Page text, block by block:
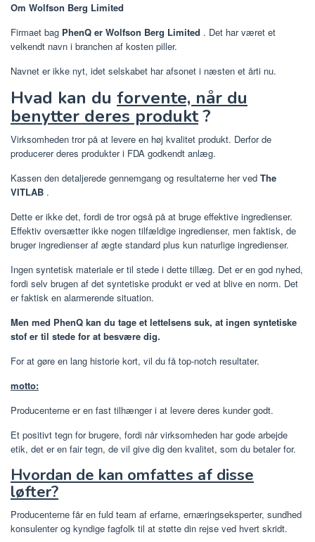
Om Wolfson Berg Limited
Firmaet bag PhenQ er Wolfson Berg Limited . Det har været et
velkendt navn i branchen af kosten piller.
Navnet er ikke nyt, idet selskabet har afsonet i næsten et årti nu.
Hvad kan du forvente, når du
benytter deres produkt?
Virksomheden tror på at levere en høj kvalitet produkt. Derfor de
producerer deres produkter i FDA godkendt anlæg.
Kassen den detaljerede gennemgang og resultaterne her ved The
VITLAB .
Dette er ikke det, fordi de tror også på at bruge effektive ingredienser.
Effektiv oversætter ikke nogen tilfældige ingredienser, men faktisk, de
bruger ingredienser af ægte standard plus kun naturlige ingredienser.
Ingen syntetisk materiale er til stede i dette tillæg. Det er en god nyhed,
fordi selv brugen af ​​det syntetiske produkt er ved at blive en norm. Det
er faktisk en alarmerende situation.
Men med PhenQ kan du tage et lettelsens suk, at ingen syntetiske
stof er til stede for at besvære dig.
For at gøre en lang historie kort, vil du få top-notch resultater.
motto:
Producenterne er en fast tilhænger i at levere deres kunder godt.
Et positivt tegn for brugere, fordi når virksomheden har gode arbejde
etik, det er en fair tegn, de vil give dig den kvalitet, som du betaler for.
Hvordan de kan omfattes af disse
løfter?
Producenterne får en fuld team af erfarne, ernæringseksperter, sundhed
konsulenter og kyndige fagfolk til at støtte din rejse ved hvert skridt.